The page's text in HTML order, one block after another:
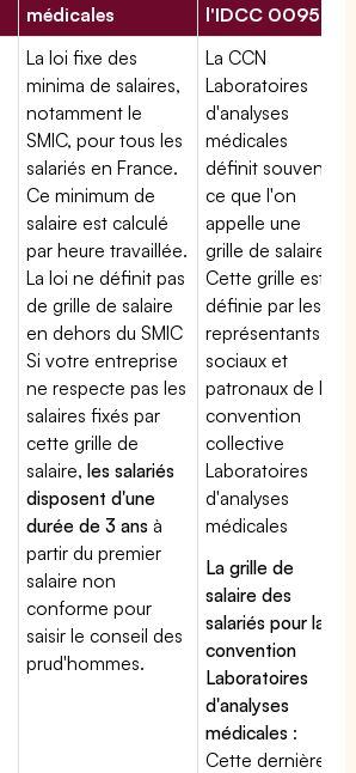
médicales
l'IDCC 00959
La loi fixe des
minima de salaires,
notamment le
SMIC, pour tous les
salariés en France.
Ce minimum de
salaire est calculé
par heure travaillée.
La loi ne définit pas
de grille de salaire
en dehors du SMIC
Si votre entreprise
ne respecte pas les
salaires fixés par
cette grille de
salaire,les salariés
disposent d'une
durée de 3 ans à
partir du premier
salaire non
conforme pour
saisir le conseil des
prud'hommes.
La CCN
Laboratoires
d'analyses
médicales
définit souvent
ce que l'on
appelle une
grille de salaires.
Cette grille est
définie par les
représentants
sociaux et
patronaux de la
convention
collective
Laboratoires
d'analyses
médicales
La grille de
salaire des
salariés pour la
convention
Laboratoires
d'analyses
médicales :
Cette dernière